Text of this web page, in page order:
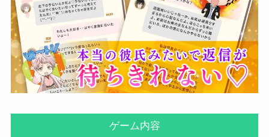
ゲーム内容